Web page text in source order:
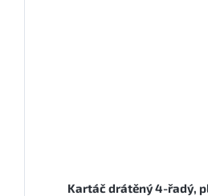
Kartáč drátěný 4-řadý,